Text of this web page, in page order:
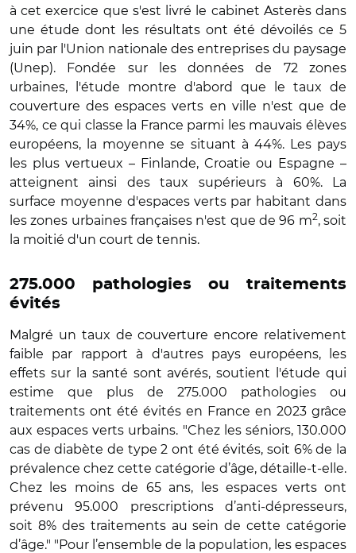
à cet exercice que s'est livré le cabinet Asterès dans
une étude dont les résultats ont été dévoilés ce 5
juin par l'Union nationale des entreprises du paysage
(Unep). Fondée sur les données de 72 zones
urbaines, l'étude montre d'abord que le taux de
couverture des espaces verts en ville n'est que de
34%, ce qui classe la France parmi les mauvais élèves
européens, la moyenne se situant à 44%. Les pays
les plus vertueux – Finlande, Croatie ou Espagne –
atteignent ainsi des taux supérieurs à 60%. La
surface moyenne d'espaces verts par habitant dans
les zones urbaines françaises n'est que de 96 m2, soit
la moitié d'un court de tennis.
275.000 pathologies ou traitements
évités
Malgré un taux de couverture encore relativement
faible par rapport à d'autres pays européens, les
effets sur la santé sont avérés, soutient l'étude qui
estime que plus de 275.000 pathologies ou
traitements ont été évités en France en 2023 grâce
aux espaces verts urbains. "Chez les séniors, 130.000
cas de diabète de type 2 ont été évités, soit 6% de la
prévalence chez cette catégorie d’âge, détaille-t-elle.
Chez les moins de 65 ans, les espaces verts ont
prévenu 95.000 prescriptions d’anti-dépresseurs,
soit 8% des traitements au sein de cette catégorie
d’âge." "Pour l’ensemble de la population, les espaces